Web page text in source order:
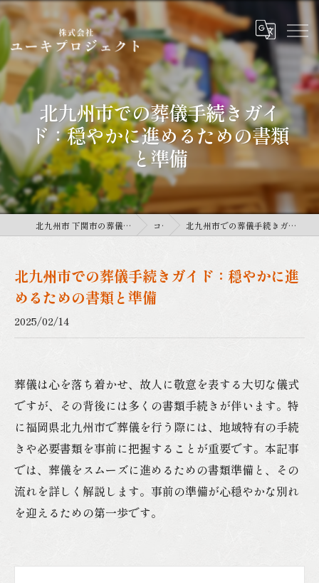
北九州市での葬儀手続きガイ
ド：穏やかに進めるための書類
と準備
北九州市 下関市の葬儀は株式会社ユーキプロジェクト コラム 北九州市での葬儀手続きガイド：穏やかに進めるための書類と準備
北九州市での葬儀手続きガイド：穏やかに進
めるための書類と準備
2025/02/14
葬儀は心を落ち着かせ、故人に敬意を表する大切な儀式
ですが、その背後には多くの書類手続きが伴います。特
に福岡県北九州市で葬儀を行う際には、地域特有の手続
きや必要書類を事前に把握することが重要です。本記事
では、葬儀をスムーズに進めるための書類準備と、その
流れを詳しく解説します。事前の準備が心穏やかな別れ
を迎えるための第一歩です。